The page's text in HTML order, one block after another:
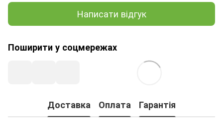
Написати відгук
Поширити у соцмережах
Доставка Оплата Гарантія